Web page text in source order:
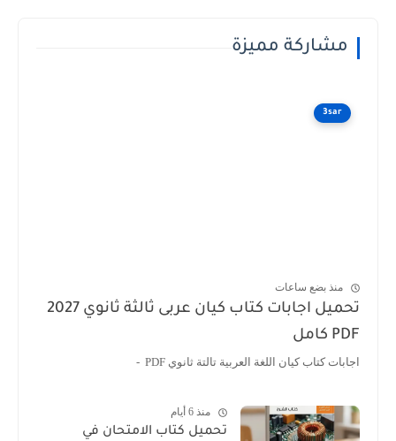
مشاركة مميزة
3sar
منذ بضع ساعات
تحميل اجابات كتاب كيان عربى ثالثة ثانوي 2027
PDF كامل
اجابات كتاب كيان اللغة العربية تالتة ثانوي PDF -
منذ 6 أيام
تحميل كتاب الامتحان في